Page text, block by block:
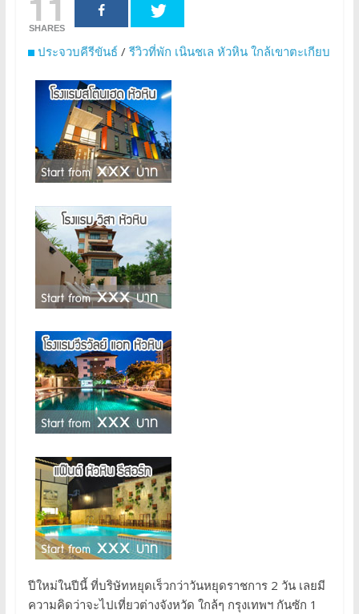
SHARES
ประจวบคีรีขันธ์/ รีวิวที่พัก เนินชเล หัวหิน ใกล้เขาตะเกียบ
ปีใหม่ในปีนี้ ที่บริษัทหยุดเร็วกว่าวันหยุดราชการ 2 วัน เลยมี
ความคิดว่าจะไปเที่ยวต่างจังหวัด ใกล้ๆ กรุงเทพฯ กันซัก 1